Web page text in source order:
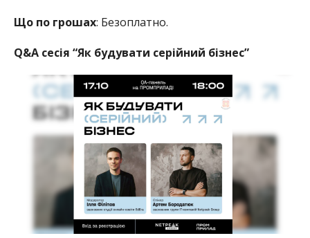
Що по грошах: Безоплатно.
Q&A сесія “Як будувати серійний бізнес”